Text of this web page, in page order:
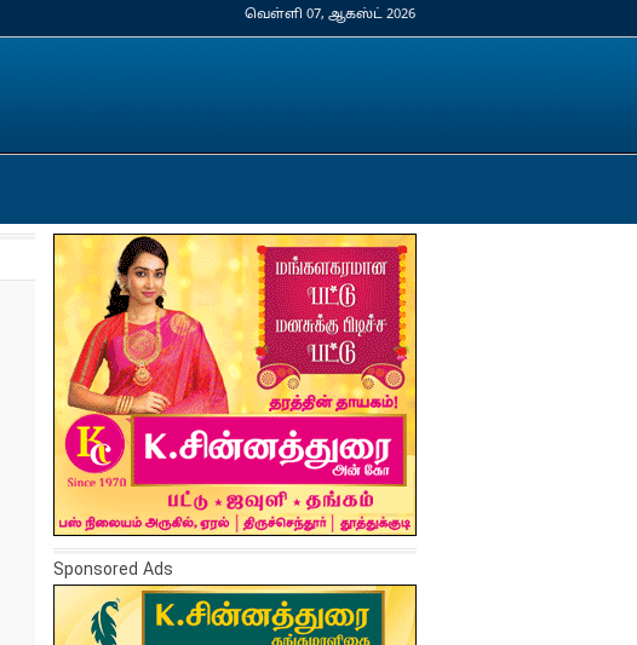
வெள்ளி 07, ஆகஸ்ட் 2026
Sponsored Ads